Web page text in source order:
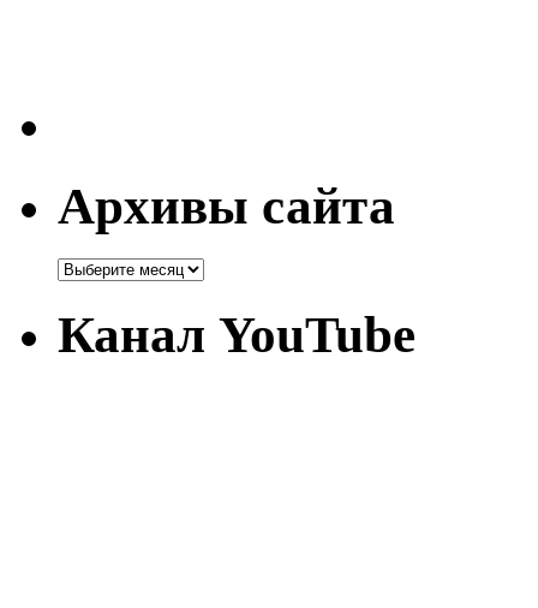
Архивы сайта
Канал YouTube